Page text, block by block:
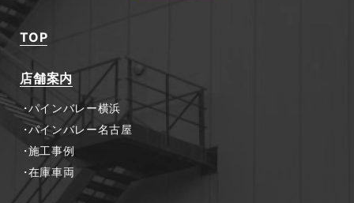
TOP
店舗案内
パインバレー横浜
パインバレー名古屋
施工事例
在庫車両